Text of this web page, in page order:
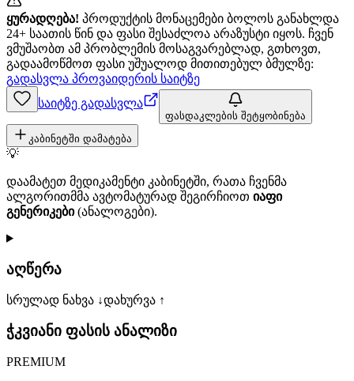
ყურადღება! პროდუქტის მონაცემები ბოლოს განახლდა
24+ საათის წინ და ფასი შესაძლოა არაზუსტი იყოს. ჩვენ
ვმუშაობთ ამ პრობლემის მოსაგვარებლად, გთხოვთ,
გადაამოწმოთ ფასი უშუალოდ მითითებულ ბმულზე:
გადასვლა პროვაიდერის საიტზე
საიტზე გადასვლა
ფასდაკლების შეტყობინება
კაბინეტში დამატება
💡
დაამატეთ მედიკამენტი კაბინეტში, რათა ჩვენმა
ალგორითმმა ავტომატურად შეგირჩიოთ იაფი
გენერიკები(ანალოგები).
აღწერა
სრულად ნახვა ↓დახურვა ↑
ჭკვიანი ფასის ანალიზი
PREMIUM